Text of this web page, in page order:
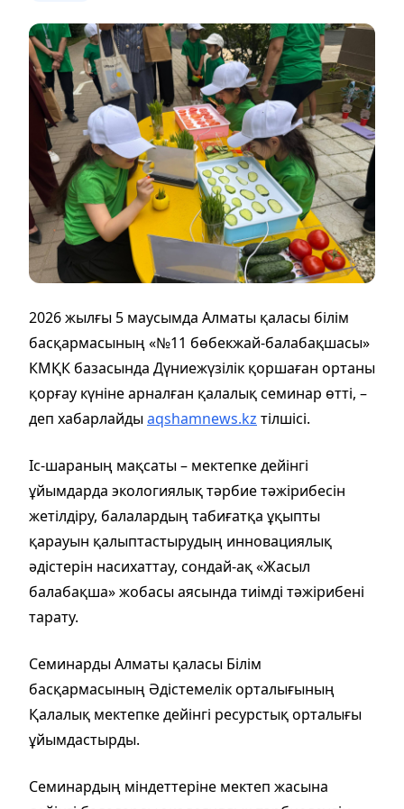
2026 жылғы 5 маусымда Алматы қаласы білім
басқармасының «№11 бөбекжай-балабақшасы»
КМҚК базасында Дүниежүзілік қоршаған ортаны
қорғау күніне арналған қалалық семинар өтті, –
деп хабарлайдыaqshamnews.kz тілшісі.
Іс-шараның мақсаты – мектепке дейінгі
ұйымдарда экологиялық тәрбие тәжірибесін
жетілдіру, балалардың табиғатқа ұқыпты
қарауын қалыптастырудың инновациялық
әдістерін насихаттау, сондай-ақ «Жасыл
балабақша» жобасы аясында тиімді тәжірибені
тарату.
Семинарды Алматы қаласы Білім
басқармасының Әдістемелік орталығының
Қалалық мектепке дейінгі ресурстық орталығы
ұйымдастырды.
Семинардың міндеттеріне мектеп жасына